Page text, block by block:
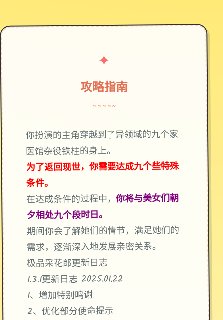
✦
攻略指南
~~~~~
你扮演的主角穿越到了异领域的九个家
医馆杂役铁柱的身上。
为了返回现世，你需要达成九个些特殊
条件。
在达成条件的过程中，你将与美女们朝
夕相处九个段时日。
期间你会了解她们的情节，满足她们的
需求，逐渐深入地发展亲密关系。
极品采花郎更新日志
1.3.1更新日志 2025.01.22
1、增加特别鸣谢
2、优化部分使命提示